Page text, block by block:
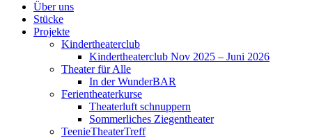
Über uns
Stücke
Projekte
Kindertheaterclub
Kindertheaterclub Nov 2025 – Juni 2026
Theater für Alle
In der WunderBAR
Ferientheaterkurse
Theaterluft schnuppern
Sommerliches Ziegentheater
TeenieTheaterTreff